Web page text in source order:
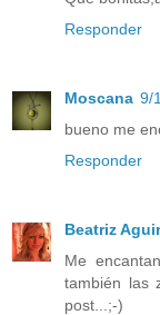
Responder
Moscana 9/
bueno me
Responder
Beatriz
Me
también las
post...;-)